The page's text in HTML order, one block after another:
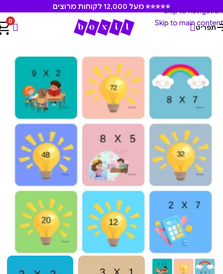
Skip to navigation
Skip to main content
⭐⭐⭐⭐⭐ מעל 12,000 לקוחות מרוצים
תפריט
0
עמוד הבית משחקים ומוצרים חינוכיים